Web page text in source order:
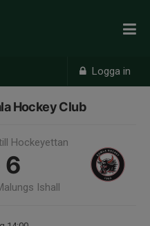
Logga in
Hockey Club
Hockeyettan
6
Ishall